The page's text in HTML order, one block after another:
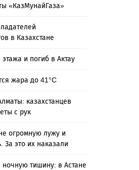
«КазМунайГаза»
в Казахстане
и погиб в Актау
жара до 41°C
казахстанцев
с рук
огромную лужу и
это их наказали
тишину: в Астане